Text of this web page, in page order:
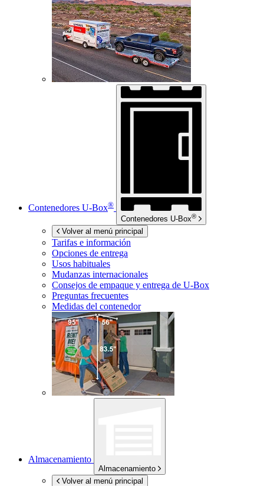
Contenedores U-Box®
Contenedores U-Box®
Volver al menú principal
Tarifas e información
Opciones de entrega
Usos habituales
Mudanzas internacionales
Consejos de empaque y entrega de U-Box
Preguntas frecuentes
Medidas del contenedor
Almacenamiento
Almacenamiento
Volver al menú principal